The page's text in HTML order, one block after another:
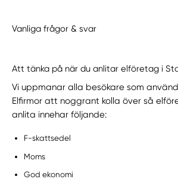
Vanliga frågor & svar
Att tänka på när du anlitar elföretag i
Vi uppmanar alla besökare som
Elfirmor att noggrant kolla över så
anlita innehar följande:
F-skattsedel
Moms
God ekonomi